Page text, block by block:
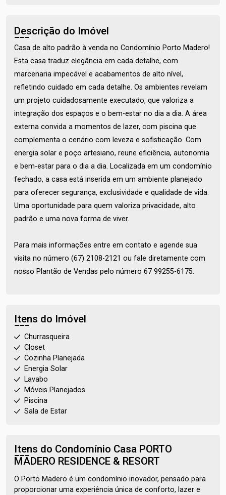
Descrição do Imóvel
Casa de alto padrão à venda no Condomínio Porto Madero!
Esta casa traduz elegância em cada detalhe, com
marcenaria impecável e acabamentos de alto nível,
refletindo cuidado em cada detalhe. Os ambientes revelam
um projeto cuidadosamente executado, que valoriza a
integração dos espaços e o bem-estar no dia a dia. A área
externa convida a momentos de lazer, com piscina que
complementa o cenário com leveza e sofisticação. Com
energia solar e poço artesiano, reune eficiência, autonomia
e bem-estar para o dia a dia. Localizada em um condomínio
fechado, a casa está inserida em um ambiente planejado
para oferecer segurança, exclusividade e qualidade de vida.
Uma oportunidade para quem valoriza privacidade, alto
padrão e uma nova forma de viver.
Para mais informações entre em contato e agende sua
visita no número (67) 2108-2121 ou fale diretamente com
nosso Plantão de Vendas pelo número 67 99255-6175.
Itens do Imóvel
Churrasqueira
Closet
Cozinha Planejada
Energia Solar
Lavabo
Móveis Planejados
Piscina
Sala de Estar
Itens do Condomínio Casa PORTO
MADERO RESIDENCE & RESORT
O Porto Madero é um condomínio inovador, pensado para
proporcionar uma experiência única de conforto, lazer e